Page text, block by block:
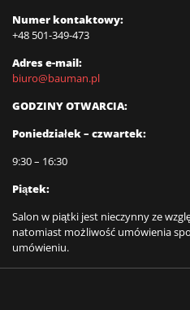
Numer kontaktowy:
+48 501-349-473
Adres e-mail:
biuro@bauman.pl
GODZINY OTWARCIA:
Poniedziałek – czwartek:
9:30 – 16:30
Piątek:
Salon w piątki jest nieczynny ze
natomiast możliwość umówienia
umówieniu.